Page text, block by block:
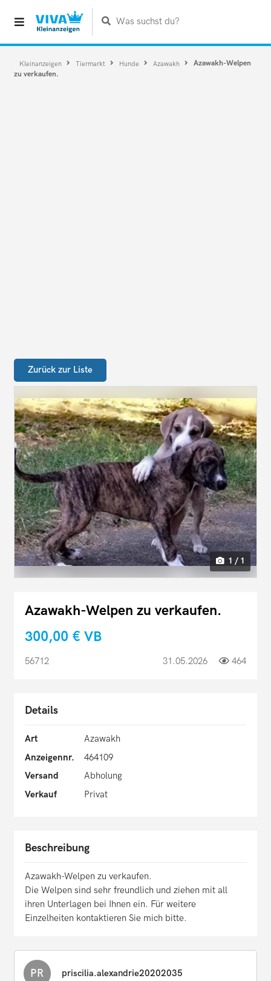
Was suchst du?
Kleinanzeigen Tiermarkt Hunde Azawakh
Azawakh-Welpen
zu verkaufen.
Zurück zur Liste
1 / 1
Azawakh-Welpen zu verkaufen.
300,00 € VB
56712 31.05.2026 464
Details
Art
Azawakh
Anzeigennr.
464109
Versand
Abholung
Verkauf
Privat
Beschreibung
Azawakh-Welpen zu verkaufen.
Die Welpen sind sehr freundlich und ziehen mit all
ihren Unterlagen bei Ihnen ein. Für weitere
Einzelheiten kontaktieren Sie mich bitte.
PR priscilia.alexandrie20202035